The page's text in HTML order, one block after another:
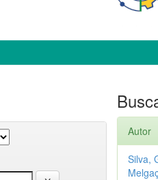
Autor
Silva,